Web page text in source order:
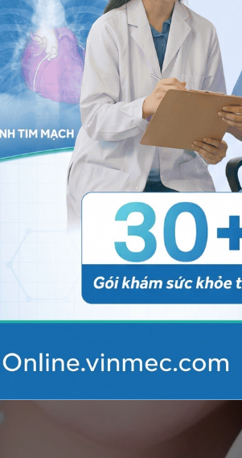
nha khoa để làm sạch kẽ răng
thể làm sạch hết vùng kẽ răng, do
cọ vào các mặt bên mắc cài để
thì có thể dùng một đoạn
chỉ nha
động tác kéo ra kéo vào, hất lên